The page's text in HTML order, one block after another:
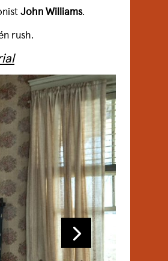
FILMCLUB DE WITT
FILMCREDITS &
CADEAUBONNEN
VERSTERK ONS TEAM
John Williams.
rush.
VOLGENDE